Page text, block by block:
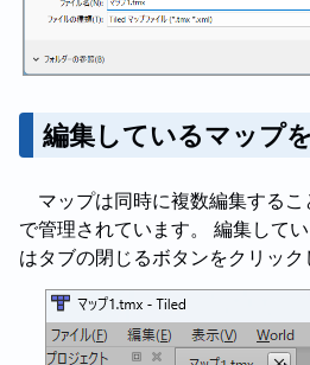
編集しているマップ
マップは同時に複数編集する
で管理されています。 編集して
はタブの閉じるボタンをクリック